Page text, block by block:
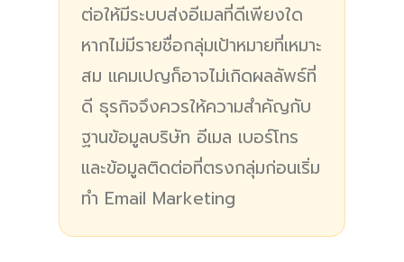
ต่อให้มีระบบส่งอีเมลที่ดีเพียงใด
หากไม่มีรายชื่อกลุ่มเป้าหมายที่เหมาะ
สม แคมเปญก็อาจไม่เกิดผลลัพธ์ที่
ดี ธุรกิจจึงควรให้ความสำคัญกับ
ฐานข้อมูลบริษัท อีเมล เบอร์โทร
และข้อมูลติดต่อที่ตรงกลุ่มก่อนเริ่ม
ทำ Email Marketing